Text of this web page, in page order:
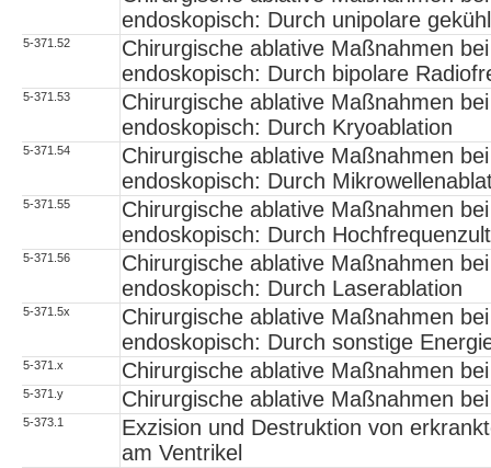
endoskopisch: Durch unipolare
5-371.52
Chirurgische ablative Maßnahmen
endoskopisch: Durch bipolare
5-371.53
Chirurgische ablative Maßnahmen
endoskopisch: Durch Kryoablation
5-371.54
Chirurgische ablative Maßnahmen
endoskopisch: Durch
5-371.55
Chirurgische ablative Maßnahmen
endoskopisch: Durch
5-371.56
Chirurgische ablative Maßnahmen
endoskopisch: Durch Laserablation
5-371.5x
Chirurgische ablative Maßnahmen
endoskopisch: Durch sonstige
5-371.x Chirurgische ablative Maßnahmen
5-371.y Chirurgische ablative Maßnahmen
5-373.1
Exzision und Destruktion von
am Ventrikel